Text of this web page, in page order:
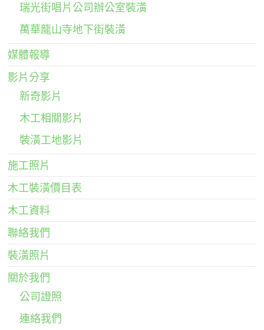
瑞光街唱片公司辦公室裝潢
萬華龍山寺地下街裝潢
媒體報導
影片分享
新奇影片
木工相關影片
裝潢工地影片
施工照片
木工裝潢價目表
木工資料
聯絡我們
裝潢照片
關於我們
公司證照
連絡我們